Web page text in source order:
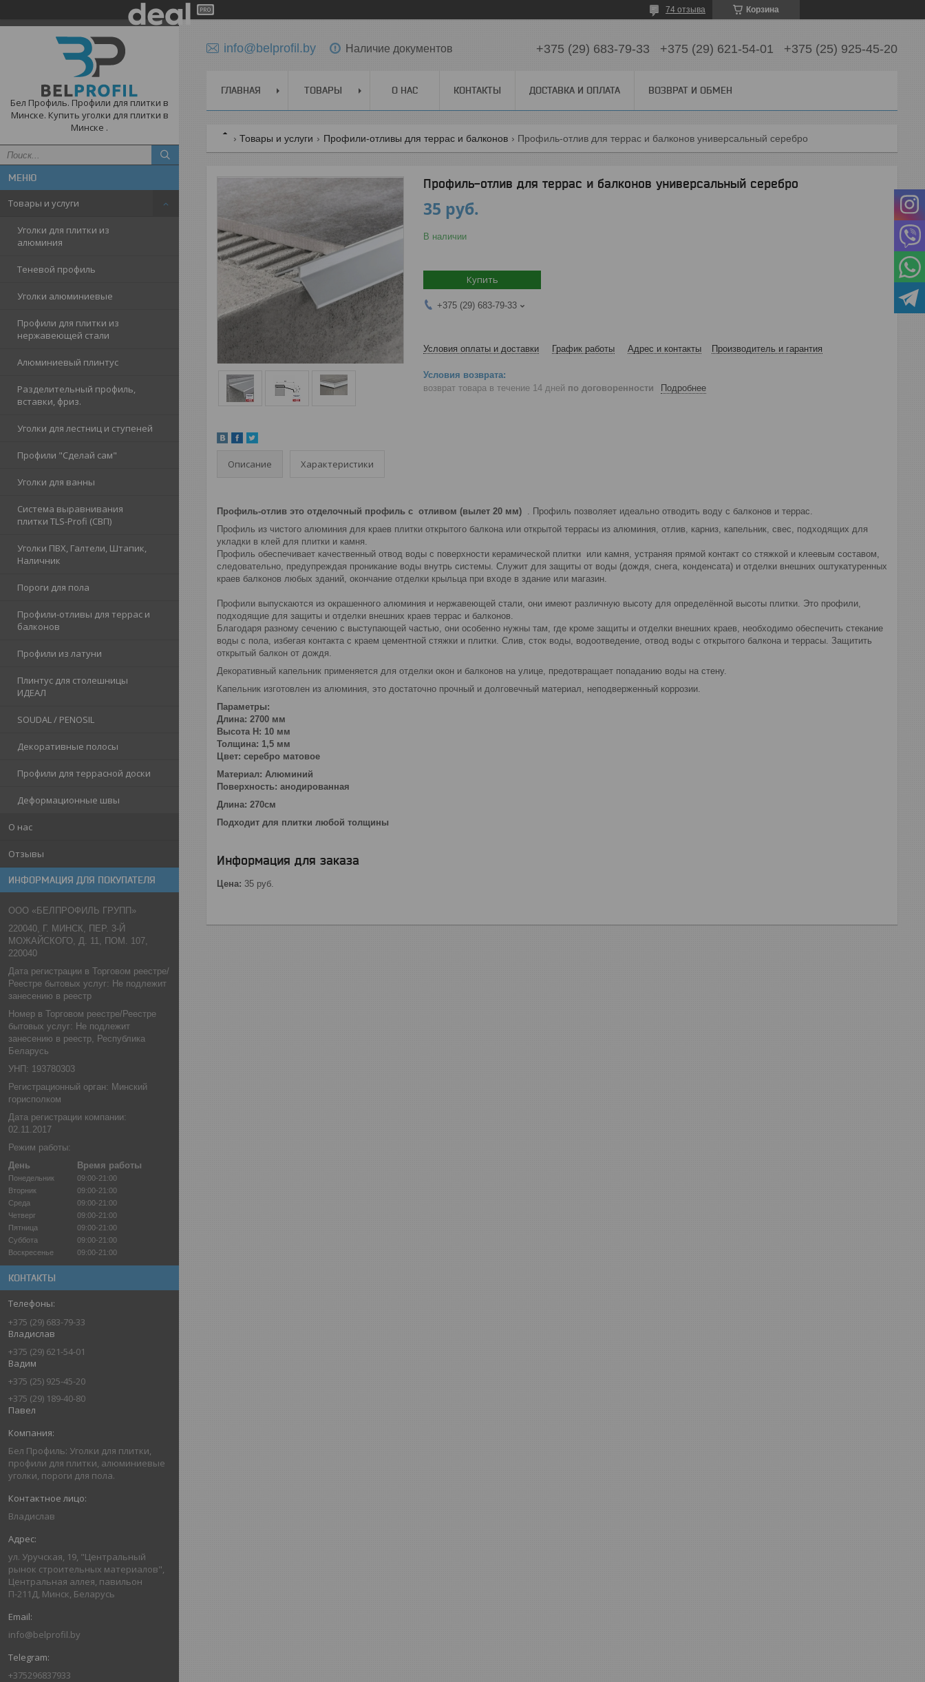
Корзина
74 отзыва
Бел Профиль. Профили для плитки в
Минске. Купить уголки для плитки в
Минске .
Товары и услуги
Уголки для плитки из
алюминия
Теневой профиль
Уголки алюминиевые
Профили для плитки из
нержавеющей стали
Алюминиевый плинтус
Разделительный профиль,
вставки, фриз.
Уголки для лестниц и ступеней
Профили "Сделай сам"
Уголки для ванны
Система выравнивания
плитки TLS-Profi (СВП)
Уголки ПВХ, Галтели, Штапик,
Наличник
Пороги для пола
Профили-отливы для террас и
балконов
Профили из латуни
Плинтус для столешницы
ИДЕАЛ
SOUDAL / PENOSIL
Декоративные полосы
Профили для террасной доски
Деформационные швы
О нас
Отзывы
ИНФОРМАЦИЯ ДЛЯ ПОКУПАТЕЛЯ
ООО «БЕЛПРОФИЛЬ ГРУПП»
220040, Г. МИНСК, ПЕР. 3-Й
МОЖАЙСКОГО, Д. 11, ПОМ. 107,
220040
Дата регистрации в Торговом реестре/
Реестре бытовых услуг: Не подлежит
занесению в реестр
Номер в Торговом реестре/Реестре
бытовых услуг: Не подлежит
занесению в реестр, Республика
Беларусь
УНП: 193780303
Регистрационный орган: Минский
горисполком
Дата регистрации компании:
02.11.2017
Режим работы:
День
Время работы
Понедельник
09:00-21:00
Вторник
09:00-21:00
Среда
09:00-21:00
Четверг
09:00-21:00
Пятница
09:00-21:00
Суббота
09:00-21:00
Воскресенье
09:00-21:00
КОНТАКТЫ
+375 (29) 683-79-33
Владислав
+375 (29) 621-54-01
Вадим
+375 (25) 925-45-20
+375 (29) 189-40-80
Павел
Бел Профиль: Уголки для плитки,
профили для плитки, алюминиевые
уголки, пороги для пола.
Владислав
ул. Уручская, 19, "Центральный
рынок строительных материалов",
Центральная аллея, павильон
П-211Д, Минск, Беларусь
info@belprofil.by
+375296837933
info@belprofil.by Наличие документов +375 (29) 683-79-33 +375 (29) 621-54-01 +375 (25) 925-45-20
ГЛАВНАЯ ТОВАРЫ О НАС КОНТАКТЫ ДОСТАВКА И ОПЛАТА ВОЗВРАТ И ОБМЕН
Товары и услуги Профили-отливы для террас и балконов Профиль-отлив для террас и балконов универсальный серебро
Профиль-отлив для террас и балконов универсальный серебро
35 руб.
В наличии
Купить
+375 (29) 683-79-33
Условия оплаты и доставки График работы Адрес и контакты Производитель и гарантия
возврат товара в течение 14 дней по договоренности Подробнее
Описание Характеристики
Профиль-отлив это отделочный профиль с отливом (вылет 20 мм) . Профиль позволяет идеально отводить воду с балконов и террас.
Профиль из чистого алюминия для краев плитки открытого балкона или открытой террасы из алюминия, отлив, карниз, капельник, свес, подходящих для
укладки в клей для плитки и камня.
Профиль обеспечивает качественный отвод воды с поверхности керамической плитки или камня, устраняя прямой контакт со стяжкой и клеевым составом,
следовательно, предупреждая проникание воды внутрь системы. Служит для защиты от воды (дождя, снега, конденсата) и отделки внешних оштукатуренных
краев балконов любых зданий, окончание отделки крыльца при входе в здание или магазин.
Профили выпускаются из окрашенного алюминия и нержавеющей стали, они имеют различную высоту для определённой высоты плитки. Это профили,
подходящие для защиты и отделки внешних краев террас и балконов.
Благодаря разному сечению с выступающей частью, они особенно нужны там, где кроме защиты и отделки внешних краев, необходимо обеспечить стекание
воды с пола, избегая контакта с краем цементной стяжки и плитки. Слив, сток воды, водоотведение, отвод воды с открытого балкона и террасы. Защитить
открытый балкон от дождя.
Декоративный капельник применяется для отделки окон и балконов на улице, предотвращает попаданию воды на стену.
Капельник изготовлен из алюминия, это достаточно прочный и долговечный материал, неподверженный коррозии.
Параметры:
Длина: 2700 мм
Высота Н: 10 мм
Толщина: 1,5 мм
Цвет: серебро матовое
Материал: Алюминий
Поверхность: анодированная
Длина: 270см
Подходит для плитки любой толщины
Информация для заказа
Цена: 35 руб.